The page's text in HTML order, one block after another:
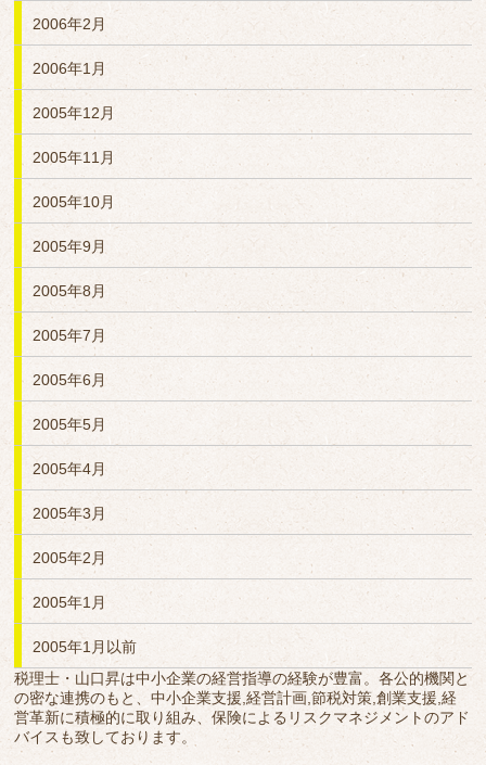
2006年2月
2006年1月
2005年12月
2005年11月
2005年10月
2005年9月
2005年8月
2005年7月
2005年6月
2005年5月
2005年4月
2005年3月
2005年2月
2005年1月
2005年1月以前
税理士・山口昇は中小企業の経営指導の経験が豊富。各公的機関と
の密な連携のもと、中小企業支援,経営計画,節税対策,創業支援,経
営革新に積極的に取り組み、保険によるリスクマネジメントのアド
バイスも致しております。